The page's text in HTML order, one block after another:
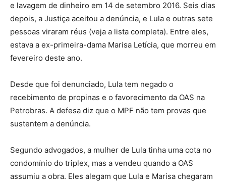
e lavagem de dinheiro em 14 de setembro 2016. Seis dias
depois, a Justiça aceitou a denúncia, e Lula e outras sete
pessoas viraram réus (veja a lista completa). Entre eles,
estava a ex-primeira-dama Marisa Letícia, que morreu em
fevereiro deste ano.
Desde que foi denunciado, Lula tem negado o
recebimento de propinas e o favorecimento da OAS na
Petrobras. A defesa diz que o MPF não tem provas que
sustentem a denúncia.
Segundo advogados, a mulher de Lula tinha uma cota no
condomínio do triplex, mas a vendeu quando a OAS
assumiu a obra. Eles alegam que Lula e Marisa chegaram